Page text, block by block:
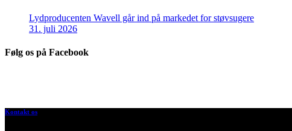
Lydproducenten Wavell går ind på markedet for støvsugere
31. juli 2026
Følg os på Facebook
Kontakt os